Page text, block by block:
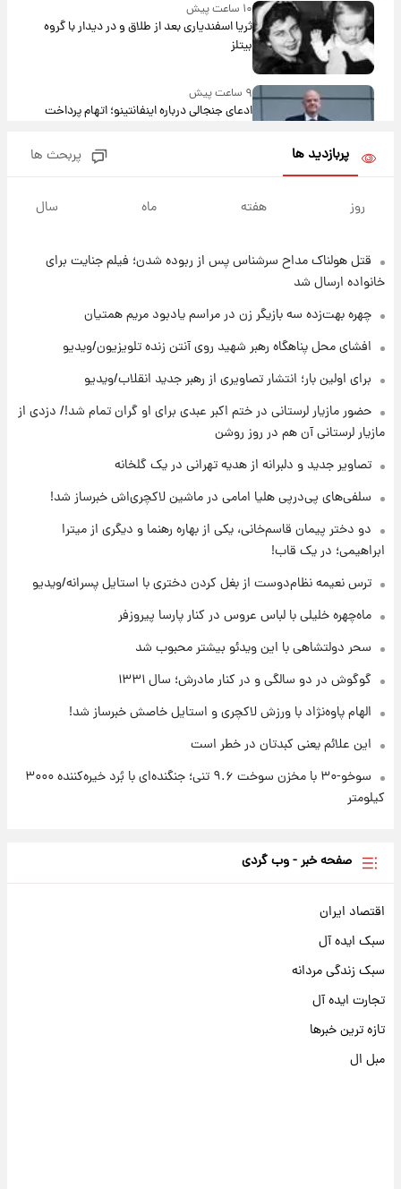
۱۰ ساعت پیش
ثریا اسفندیاری بعد از طلاق و در دیدار با گروه
بیتلز
۹ ساعت پیش
ادعای جنجالی درباره اینفانتینو؛ اتهام پرداخت
آلزایمر و زوال عقل افزایش می‌یابد؟
۱۰ ساعت پیش
۱۰ ساعت پیش
مرداد ۱۴۰۵ +جدول
۱۱ ساعت پیش
با قدرتمندترین و بادوام ترین تانک جهان آشنا
شوید+ فیلم
قیمت طلا ۱۸عیار امروز شنبه ۱۷ مرداد ۱۴۰۵
۱۲ ساعت پیش
قیمت محصولات ایران‌خودرو و سایپا امروز شنبه
پربازدید ها پربحث ها
روز هفته ماه سال
قتل هولناک مداح سرشناس پس از ربوده شدن؛ فیلم جنایت برای
خانواده ارسال شد
چهره بهت‌زده سه بازیگر زن در مراسم یادبود مریم همتیان
افشای محل پناهگاه‌ رهبر شهید روی آنتن زنده تلویزیون/ویدیو
برای اولین بار؛ انتشار تصاویری از رهبر جدید انقلاب/ویدیو
حضور مازیار لرستانی در ختم اکبر عبدی برای او گران تمام شد!/ دزدی از
مازیار لرستانی آن هم در روز روشن
تصاویر جدید و دلبرانه از هدیه تهرانی در یک گلخانه
سلفی‌های پی‌درپی هلیا امامی در ماشین لاکچری‌اش خبرساز شد!
دو دختر پیمان قاسم‌خانی، یکی از بهاره رهنما و دیگری از میترا
ابراهیمی؛ در یک قاب!
ترس نعیمه نظام‌دوست از بغل کردن دختری با استایل پسرانه/ویدیو
ماه‌چهره خلیلی با لباس عروس در کنار پارسا پیروزفر
سحر دولتشاهی با این ویدئو بیشتر محبوب شد
گوگوش در دو سالگی و در کنار مادرش؛ سال ۱۳۳۱
الهام پاوه‌نژاد با ورزش لاکچری و استایل خاصش خبرساز شد!
این علائم یعنی کبدتان در خطر است
سوخو-۳۰ با مخزن سوخت ۹.۶ تنی؛ جنگنده‌ای با بُرد خیره‌کننده ۳۰۰۰
کیلومتر
صفحه خبر - وب گردی
اقتصاد ایران
سبک ایده آل
سبک زندگی مردانه
تجارت ایده آل
تازه ترین خبرها
مبل ال